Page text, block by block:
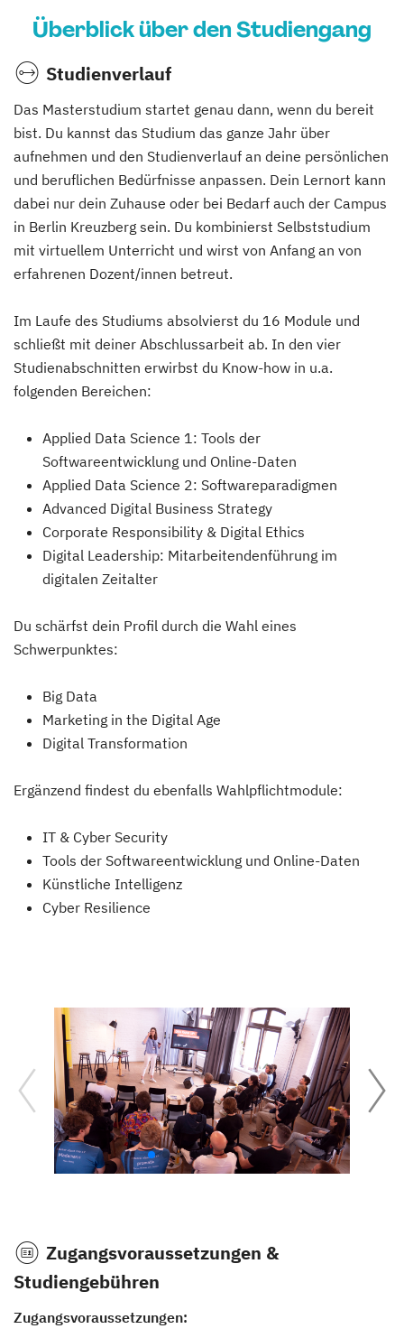
Überblick über den Studiengang
Studienverlauf
Das Masterstudium startet genau dann, wenn du bereit
bist. Du kannst das Studium das ganze Jahr über
aufnehmen und den Studienverlauf an deine persönlichen
und beruflichen Bedürfnisse anpassen. Dein Lernort kann
dabei nur dein Zuhause oder bei Bedarf auch der Campus
in Berlin Kreuzberg sein. Du kombinierst Selbststudium
mit virtuellem Unterricht und wirst von Anfang an von
erfahrenen Dozent/innen betreut.
Im Laufe des Studiums absolvierst du 16 Module und
schließt mit deiner Abschlussarbeit ab. In den vier
Studienabschnitten erwirbst du Know-how in u.a.
folgenden Bereichen:
Applied Data Science 1: Tools der
Softwareentwicklung und Online-Daten
Applied Data Science 2: Softwareparadigmen
Advanced Digital Business Strategy
Corporate Responsibility & Digital Ethics
Digital Leadership: Mitarbeitendenführung im
digitalen Zeitalter
Du schärfst dein Profil durch die Wahl eines
Schwerpunktes:
Big Data
Marketing in the Digital Age
Digital Transformation
Ergänzend findest du ebenfalls Wahlpflichtmodule:
IT & Cyber Security
Tools der Softwareentwicklung und Online-Daten
Künstliche Intelligenz
Cyber Resilience
Zugangsvoraussetzungen &
Studiengebühren
Zugangsvoraussetzungen: